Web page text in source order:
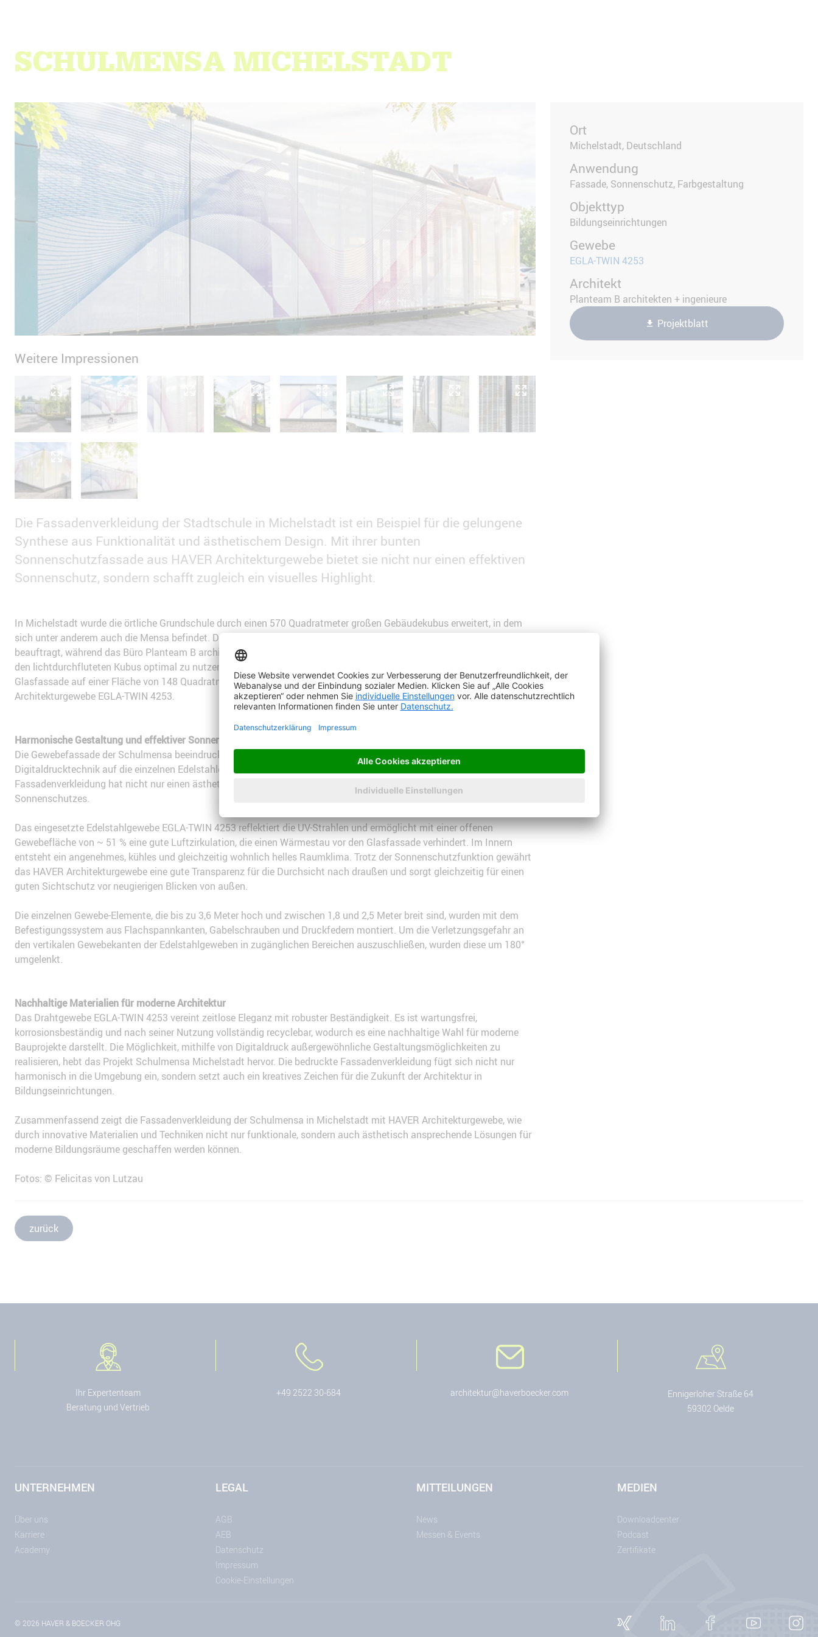
SCHULMENSA MICHELSTADT
Weitere Impressionen
Die Fassadenverkleidung der Stadtschule in Michelstadt ist ein Beispiel für die gelungene
Synthese aus Funktionalität und ästhetischem Design. Mit ihrer bunten
Sonnenschutzfassade aus HAVER Architekturgewebe bietet sie nicht nur einen effektiven
Sonnenschutz, sondern schafft zugleich ein visuelles Highlight.
In Michelstadt wurde die örtliche Grundschule durch einen 570 Quadratmeter großen Gebäudekubus erweitert, in dem
sich unter anderem auch die Mensa befindet. Das Projekt wurde vom Odenwaldkreis - Bau- und Immobilienmanagement
beauftragt, während das Büro Planteam B architekten + ingenieure für die architektonische Planung zuständig war. Um
den lichtdurchfluteten Kubus optimal zu nutzen und gleichzeitig Sonnen- sowie Sichtschutz zu bieten, erhielt die
Glasfassade auf einer Fläche von 148 Quadratmetern eine bunt bedruckte Fassadenverkleidung aus dem HAVER
Architekturgewebe EGLA-TWIN 4253.
Harmonische Gestaltung und effektiver Sonnenschutz mit Architekturgewebe
Die Gewebefassade der Schulmensa beeindruckt durch lebendige, geschwungene Farbverläufe, die mithilfe von
Digitaldrucktechnik auf die einzelnen Edelstahlgewebe-Elemente aufgebracht wurden. Diese farbenfrohe
Fassadenverkleidung hat nicht nur einen ästhetischen Wert, sondern erfüllt auch die Funktion eines zeitgemäßen
Sonnenschutzes.
Das eingesetzte Edelstahlgewebe EGLA-TWIN 4253 reflektiert die UV-Strahlen und ermöglicht mit einer offenen
Gewebefläche von ~ 51 % eine gute Luftzirkulation, die einen Wärmestau vor den Glasfassade verhindert. Im Innern
entsteht ein angenehmes, kühles und gleichzeitig wohnlich helles Raumklima. Trotz der Sonnenschutzfunktion gewährt
das HAVER Architekturgewebe eine gute Transparenz für die Durchsicht nach draußen und sorgt gleichzeitig für einen
guten Sichtschutz vor neugierigen Blicken von außen.
Die einzelnen Gewebe-Elemente, die bis zu 3,6 Meter hoch und zwischen 1,8 und 2,5 Meter breit sind, wurden mit dem
Befestigungssystem aus Flachspannkanten, Gabelschrauben und Druckfedern montiert. Um die Verletzungsgefahr an
den vertikalen Gewebekanten der Edelstahlgeweben in zugänglichen Bereichen auszuschließen, wurden diese um 180°
umgelenkt.
Nachhaltige Materialien für moderne Architektur
Das Drahtgewebe EGLA-TWIN 4253 vereint zeitlose Eleganz mit robuster Beständigkeit. Es ist wartungsfrei,
korrosionsbeständig und nach seiner Nutzung vollständig recyclebar, wodurch es eine nachhaltige Wahl für moderne
Bauprojekte darstellt. Die Möglichkeit, mithilfe von Digitaldruck außergewöhnliche Gestaltungsmöglichkeiten zu
realisieren, hebt das Projekt Schulmensa Michelstadt hervor. Die bedruckte Fassadenverkleidung fügt sich nicht nur
harmonisch in die Umgebung ein, sondern setzt auch ein kreatives Zeichen für die Zukunft der Architektur in
Bildungseinrichtungen.
Zusammenfassend zeigt die Fassadenverkleidung der Schulmensa in Michelstadt mit HAVER Architekturgewebe, wie
durch innovative Materialien und Techniken nicht nur funktionale, sondern auch ästhetisch ansprechende Lösungen für
moderne Bildungsräume geschaffen werden können.
Fotos: © Felicitas von Lutzau
Ort
Michelstadt, Deutschland
Anwendung
Fassade, Sonnenschutz, Farbgestaltung
Objekttyp
Bildungseinrichtungen
Gewebe
EGLA-TWIN 4253
Architekt
Planteam B architekten + ingenieure
Projektblatt
zurück
Ihr Expertenteam
Beratung und Vertrieb
+49 2522 30-684 architektur@haverboecker.com
Ennigerloher Straße 64
59302 Oelde
UNTERNEHMEN
Über uns
Karriere
Academy
LEGAL
AGB
AEB
Datenschutz
Impressum
Cookie-Einstellungen
MITTEILUNGEN
News
Messen & Events
MEDIEN
Downloadcenter
Podcast
Zertifikate
© 2026 HAVER & BOECKER OHG